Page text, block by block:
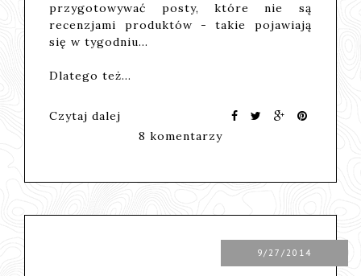
przygotowywać posty, które nie są
recenzjami produktów - takie pojawiają
się w tygodniu...
Dlatego też…
Czytaj dalej
8 komentarzy
9/27/2014